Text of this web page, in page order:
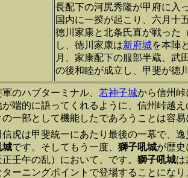
長配下の河尻秀隆が甲府に入
国内に一揆が起こり、六月十
徳川家康と北条氏直が戦った
し、徳川家康は新府城を本陣
月、家康配下の服部半蔵、武
の後和睦が成立し、甲斐が徳
軍のハブターミナル、 若神子城から信州
が端的に語ってくれるように、信州峠越
の一部として機能したであろうことは容
信虎は甲斐統一にあたり最後の一幕で、
城です。そしてもう一度、 獅子吼城が歴
正壬午の乱）において、です。 獅子吼城は
ターニングポイントで登場することになり